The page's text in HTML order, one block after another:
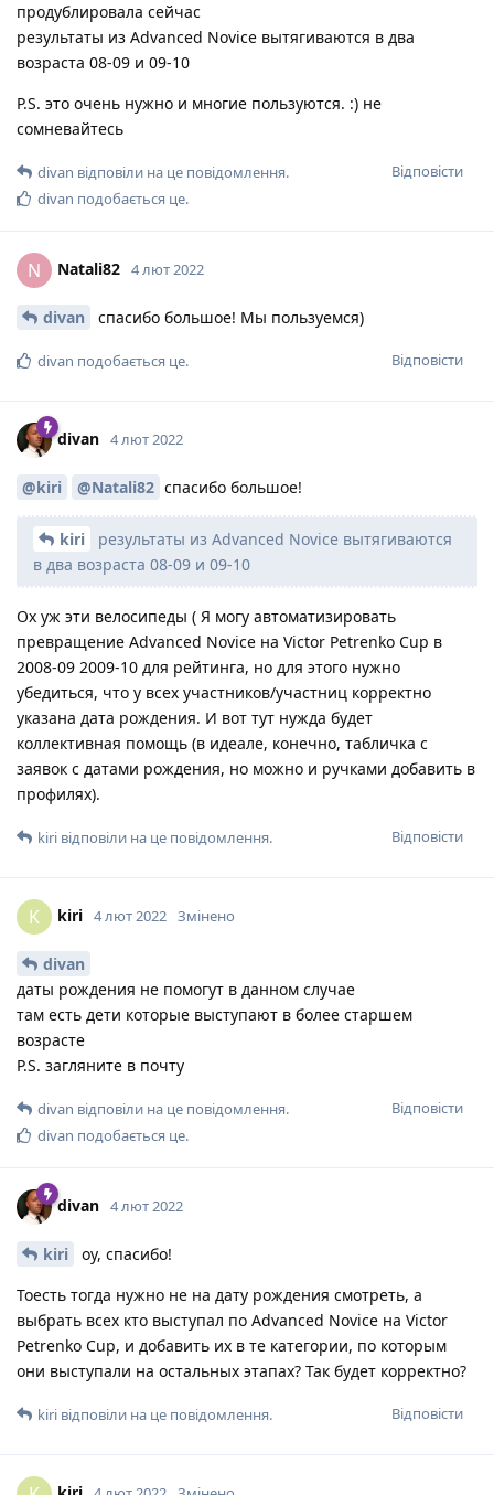
продублировала сейчас
результаты из Advanced Novice вытягиваются в два
возраста 08-09 и 09-10
P.S. это очень нужно и многие пользуются. :) не
сомневайтесь
Відповісти
divan відповіли на це повідомлення.
divan подобається це.
N Natali82 4 лют 2022
divan спасибо большое! Мы пользуемся)
Відповісти
divan подобається це.
divan 4 лют 2022
@kiri @Natali82 спасибо большое!
kiri
результаты из Advanced Novice вытягиваются
в два возраста 08-09 и 09-10
Ох уж эти велосипеды ( Я могу автоматизировать
превращение Advanced Novice на Victor Petrenko Cup в
2008-09 2009-10 для рейтинга, но для этого нужно
убедиться, что у всех участников/участниц корректно
указана дата рождения. И вот тут нужда будет
коллективная помощь (в идеале, конечно, табличка с
заявок с датами рождения, но можно и ручками добавить в
профилях).
Відповісти
kiri відповіли на це повідомлення.
K kiri 4 лют 2022 Змінено
divan
даты рождения не помогут в данном случае
там есть дети которые выступают в более старшем
возрасте
P.S. загляните в почту
Відповісти
divan відповіли на це повідомлення.
divan подобається це.
divan 4 лют 2022
kiri
оу, спасибо!
Тоесть тогда нужно не на дату рождения смотреть, а
выбрать всех кто выступал по Advanced Novice на Victor
Petrenko Cup, и добавить их в те категории, по которым
они выступали на остальных этапах? Так будет корректно?
Відповісти
kiri відповіли на це повідомлення.